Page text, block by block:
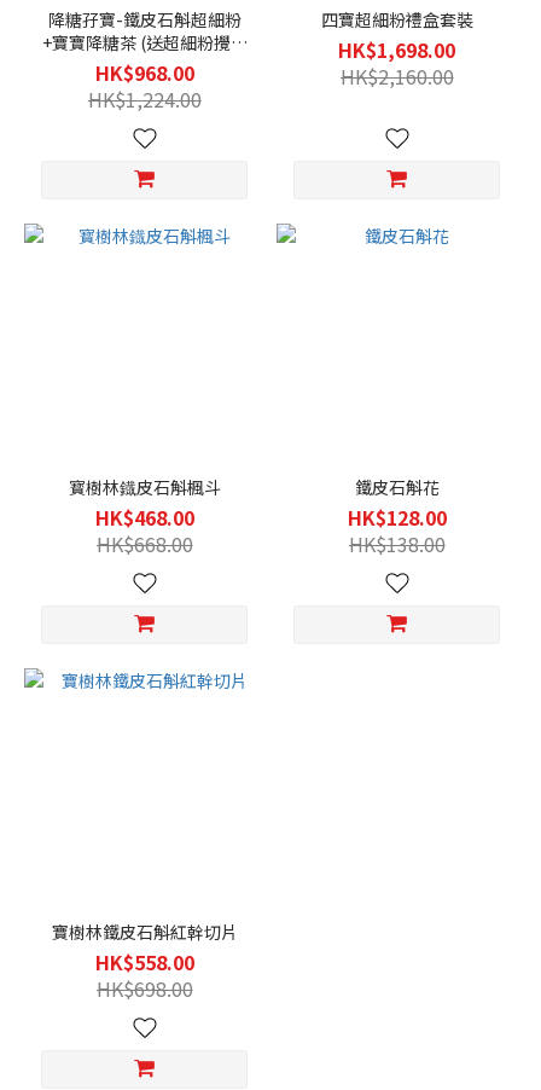
降糖孖寶-鐵皮石斛超細粉
+寶寶降糖茶 (送超細粉攪拌
杯)
HK$968.00
HK$1,224.00
四寶超細粉禮盒套裝
HK$1,698.00
HK$2,160.00
寳樹林鐡皮石斛楓斗
HK$468.00
HK$668.00
鐵皮石斛花
HK$128.00
HK$138.00
寶樹林鐵皮石斛紅幹切片
HK$558.00
HK$698.00